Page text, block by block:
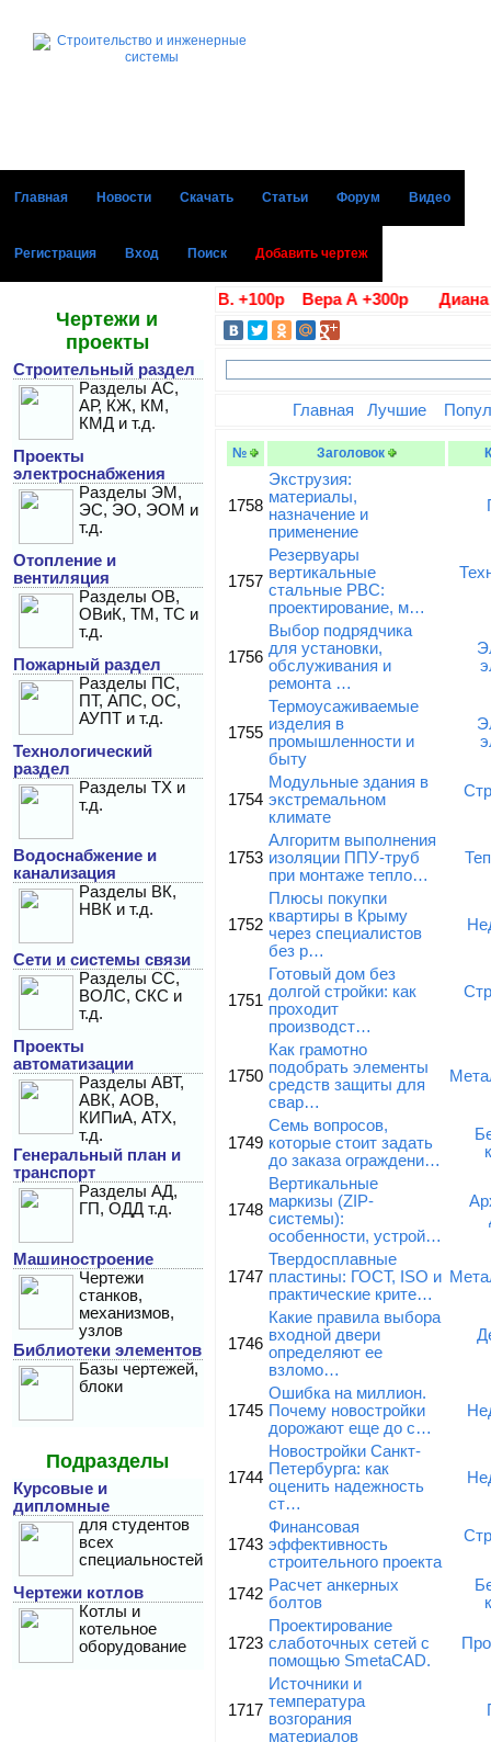
Главная Новости Скачать Статьи Форум Видео
Регистрация Вход Поиск Добавить чертеж
Чертежи и
проекты
Строительный раздел
Разделы АС,
АР, КЖ, КМ,
КМД и т.д.
Проекты
электроснабжения
Разделы ЭМ,
ЭС, ЭО, ЭОМ и
т.д.
Отопление и
вентиляция
Разделы ОВ,
ОВиК, ТМ, ТС и
т.д.
Пожарный раздел
Разделы ПС,
ПТ, АПС, ОС,
АУПТ и т.д.
Технологический
раздел
Разделы ТХ и
т.д.
Водоснабжение и
канализация
Разделы ВК,
НВК и т.д.
Сети и системы связи
Разделы СС,
ВОЛС, СКС и
т.д.
Проекты
автоматизации
Разделы АВТ,
АВК, АОВ,
КИПиА, АТХ,
т.д.
Генеральный план и
транспорт
Разделы АД,
ГП, ОДД т.д.
Машиностроение
Чертежи
станков,
механизмов,
узлов
Библиотеки элементов
Базы чертежей,
блоки
Подразделы
Курсовые и
дипломные
для студентов
всех
специальностей
Чертежи котлов
Котлы и
котельное
оборудование
благодарности Алла В. +100р Вера А +300р Диана Г
Главная Лучшие
№ Заголовок
1758
Экструзия:
материалы,
назначение и
применение
1757
Резервуары
вертикальные
стальные РВС:
проектирование, м…
1756
Выбор подрядчика
для установки,
обслуживания и
ремонта …
1755
Термоусаживаемые
изделия в
промышленности и
быту
1754
Модульные здания в
экстремальном
климате
1753
Алгоритм выполнения
изоляции ППУ-труб
при монтаже тепло…
1752
Плюсы покупки
квартиры в Крыму
через специалистов
без р…
1751
Готовый дом без
долгой стройки: как
проходит
производст…
1750
Как грамотно
подобрать элементы
средств защиты для
свар…
1749
Семь вопросов,
которые стоит задать
до заказа ограждени…
1748
Вертикальные
маркизы (ZIP-
системы):
особенности, устрой…
1747
Твердосплавные
пластины: ГОСТ, ISO и
практические крите…
1746
Какие правила выбора
входной двери
определяют ее
взломо…
1745
Ошибка на миллион.
Почему новостройки
дорожают еще до с…
1744
Новостройки Санкт-
Петербурга: как
оценить надежность
ст…
1743
Финансовая
эффективность
строительного проекта
1742 Расчет анкерных
болтов
1723
Проектирование
слаботочных сетей с
помощью SmetaCAD.
1717
Источники и
температура
возгорания
материалов